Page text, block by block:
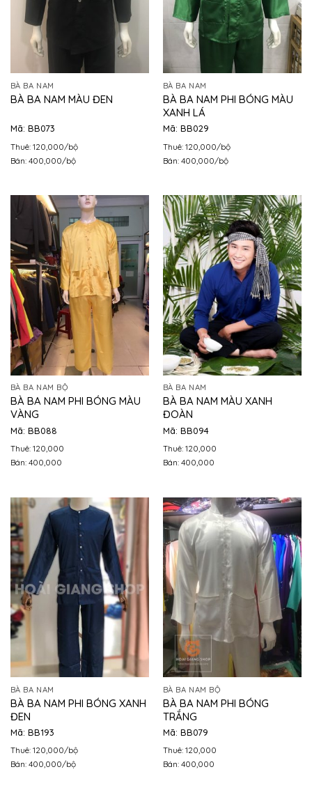
BÀ BA NAM
BÀ BA NAM MÀU ĐEN
Mã: BB073
Thuê: 120,000/bộ
Bán: 400,000/bộ
BÀ BA NAM
BÀ BA NAM PHI BÓNG MÀU
XANH LÁ
Mã: BB029
Thuê: 120,000/bộ
Bán: 400,000/bộ
BÀ BA NAM BỘ
BÀ BA NAM PHI BÓNG MÀU
VÀNG
Mã: BB088
Thuê: 120,000
Bán: 400,000
BÀ BA NAM
BÀ BA NAM MÀU XANH
ĐOÀN
Mã: BB094
Thuê: 120,000
Bán: 400,000
BÀ BA NAM
BÀ BA NAM PHI BÓNG XANH
ĐEN
Mã: BB193
Thuê: 120,000/bộ
Bán: 400,000/bộ
BÀ BA NAM BỘ
BÀ BA NAM PHI BÓNG
TRẮNG
Mã: BB079
Thuê: 120,000
Bán: 400,000